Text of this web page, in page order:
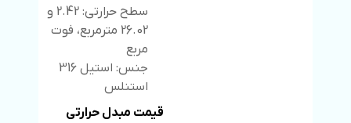
سطح حرارتی: 2.42 و
26.02 مترمربع، فوت
مربع
جنس: استیل 316
استنلس
قیمت مبدل حرارتی